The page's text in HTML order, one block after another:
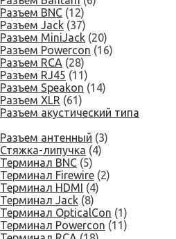
BNC (12)
Jack (37)
MiniJack (20)
Powercon (16)
RCA (28)
RJ45 (11)
Speakon (14)
XLR (61)
акустический типа
антенный (3)
липучка (4)
BNC (5)
Firewire (2)
HDMI (4)
Jack (8)
OpticalCon (1)
Powercon (11)